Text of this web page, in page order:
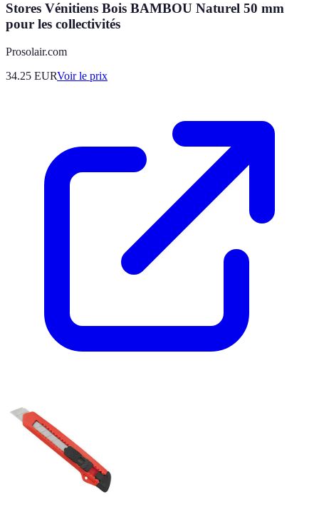
Stores Vénitiens Bois BAMBOU Naturel 50 mm
pour les collectivités
Prosolair.com
34.25 EURVoir le prix